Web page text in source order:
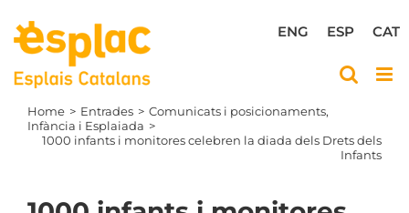
content
CAT
ESP
ENG
Home Entrades
Comunicats i posicionaments
Infància i Esplaiada
1000 infants i monitores celebren la diada dels Drets dels
Infants